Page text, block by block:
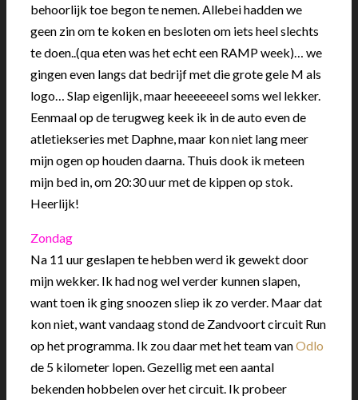
behoorlijk toe begon te nemen. Allebei hadden we
geen zin om te koken en besloten om iets heel slechts
te doen..(qua eten was het echt een RAMP week)… we
gingen even langs dat bedrijf met die grote gele M als
logo… Slap eigenlijk, maar heeeeeeel soms wel lekker.
Eenmaal op de terugweg keek ik in de auto even de
atletiekseries met Daphne, maar kon niet lang meer
mijn ogen op houden daarna. Thuis dook ik meteen
mijn bed in, om 20:30 uur met de kippen op stok.
Heerlijk!
Zondag
Na 11 uur geslapen te hebben werd ik gewekt door
mijn wekker. Ik had nog wel verder kunnen slapen,
want toen ik ging snoozen sliep ik zo verder. Maar dat
kon niet, want vandaag stond de Zandvoort circuit Run
op het programma. Ik zou daar met het team vanOdlo
de 5 kilometer lopen. Gezellig met een aantal
bekenden hobbelen over het circuit. Ik probeer